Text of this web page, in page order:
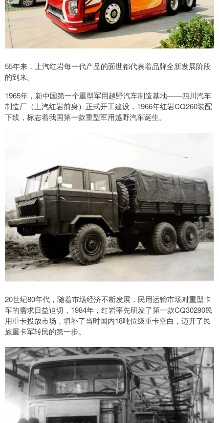
55年来，上汽红岩每一代产品的面世都代表着品牌全新发展阶段
的到来。
1965年，新中国第一个重型军用越野汽车制造基地——四川汽车
制造厂（上汽红岩前身）正式开工建设，1966年红岩CQ260装配
下线，标志着我国第一款重型军用越野汽车诞生。
20世纪80年代，随着市场经济不断发展，民用运输市场对重型卡
车的需求日益迫切，1984年，红岩率先研发了第一款CQ30290民
用重卡投放市场，填补了当时国内18吨位级重卡空白，迈开了民
族重卡军转民的第一步。